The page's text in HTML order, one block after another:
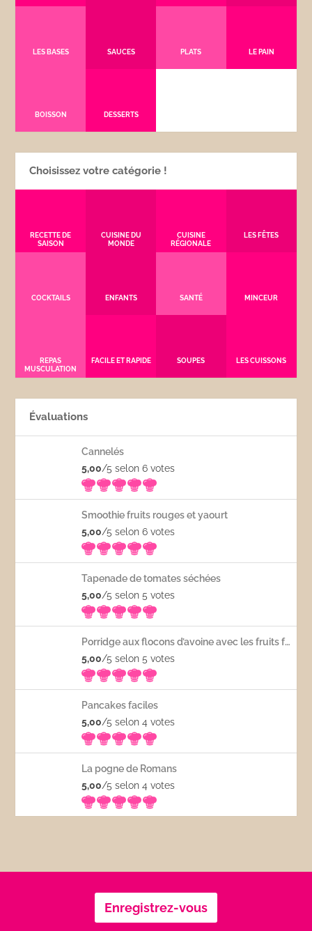
LES BASES SAUCES PLATS LE PAIN
BOISSON DESSERTS
Choisissez votre catégorie !
RECETTE DE
SAISON
CUISINE DU
MONDE
CUISINE
RÉGIONALE
LES FÊTES
COCKTAILS ENFANTS SANTÉ MINCEUR
REPAS
MUSCULATION
FACILE ET RAPIDE SOUPES LES CUISSONS
Évaluations
Cannelés
5,00/5 selon 6votes
Smoothie fruits rouges et yaourt
5,00/5 selon 6votes
Tapenade de tomates séchées
5,00/5 selon 5votes
Porridge aux flocons d’avoine avec les fruits frais
5,00/5 selon 5votes
Pancakes faciles
5,00/5 selon 4votes
La pogne de Romans
5,00/5 selon 4votes
Enregistrez-vous